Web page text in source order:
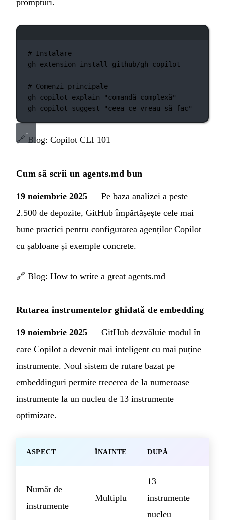
prompturi.
# Instalare
gh
extension install github/gh-copilot
# Comenzi principale
gh
copilot explain
"comandă complexă"
gh
copilot suggest "ceea ce vreau să fac"
🔗 Blog: Copilot CLI 101
Cum să scrii un agents.md bun
19 noiembrie 2025 — Pe baza analizei a peste
2.500 de depozite, GitHub împărtășește cele mai
bune practici pentru configurarea agenților Copilot
cu șabloane și exemple concrete.
🔗 Blog: How to write a great agents.md
Rutarea instrumentelor ghidată de embedding
19 noiembrie 2025 — GitHub dezvăluie modul în
care Copilot a devenit mai inteligent cu mai puține
instrumente. Noul sistem de rutare bazat pe
embeddinguri permite trecerea de la numeroase
instrumente la un nucleu de 13 instrumente
optimizate.
ASPECT ÎNAINTE DUPĂ
Număr de
instrumente
Multiplu
13
instrumente
nucleu